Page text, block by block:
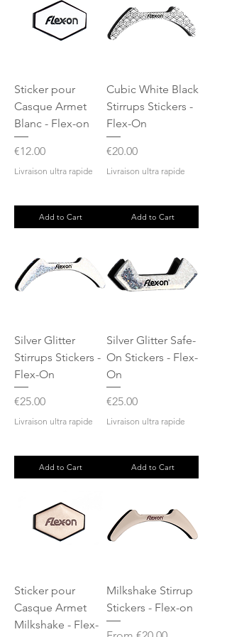
Sticker pour
Casque Armet
Blanc - Flex-on
Price
€12.00
Livraison ultra rapide
Add to Cart
Cubic White Black
Stirrups Stickers -
Flex-On
Price
€20.00
Livraison ultra rapide
Add to Cart
Silver Glitter
Stirrups Stickers -
Flex-On
Price
€25.00
Livraison ultra rapide
Add to Cart
Silver Glitter Safe-
On Stickers - Flex-
On
Price
€25.00
Livraison ultra rapide
Add to Cart
Sticker pour
Casque Armet
Milkshake - Flex-
Milkshake Stirrup
Stickers - Flex-on